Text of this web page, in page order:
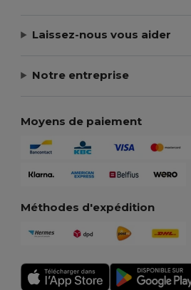
Laissez-nous vous aider
Notre entreprise
Moyens de paiement
Méthodes d'expédition